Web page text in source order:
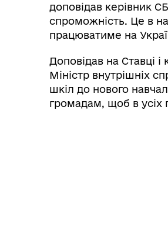
доповідав керівник
спроможність. Це в
працюватиме на
Доповідав на Ставці
Міністр внутрішніх
шкіл до нового
громадам, щоб в усіх